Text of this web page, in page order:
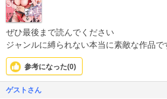
ぜひ最後まで読んでください
ジャンルに縛られない本当に素敵な作品で
参考になった(0)
ゲストさん